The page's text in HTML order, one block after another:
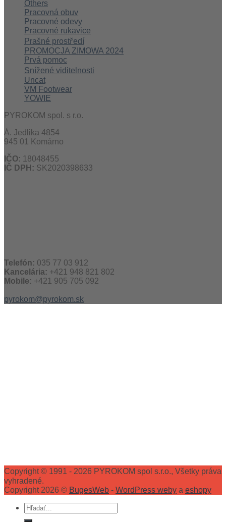
Others
Pracovná obuv
Pracovné odevy
Pracovné rukavice
Prašné prostředí
PROMOCJA ZIMOWA 2024
Prvá pomoc
Snížené viditelnosti
Uncat
VM Footwear
YOWIE
PYROKOM spol. s r.o.
Á. Jedlika 4854
945 01 Komárno
IČO: 18048455
IČ DPH: SK2020398633
Telefón: 035 77 03 912
Kancelária: +421 948 821 802
Mobile: +421 905 705 092
pyrokom@pyrokom.sk
Copyright © 1991 - 2026 PYROKOM spol s.r.o., Všetky práva
vyhradené.
Copyright 2026 © BugesWeb - WordPress weby a eshopy
Hľadať: